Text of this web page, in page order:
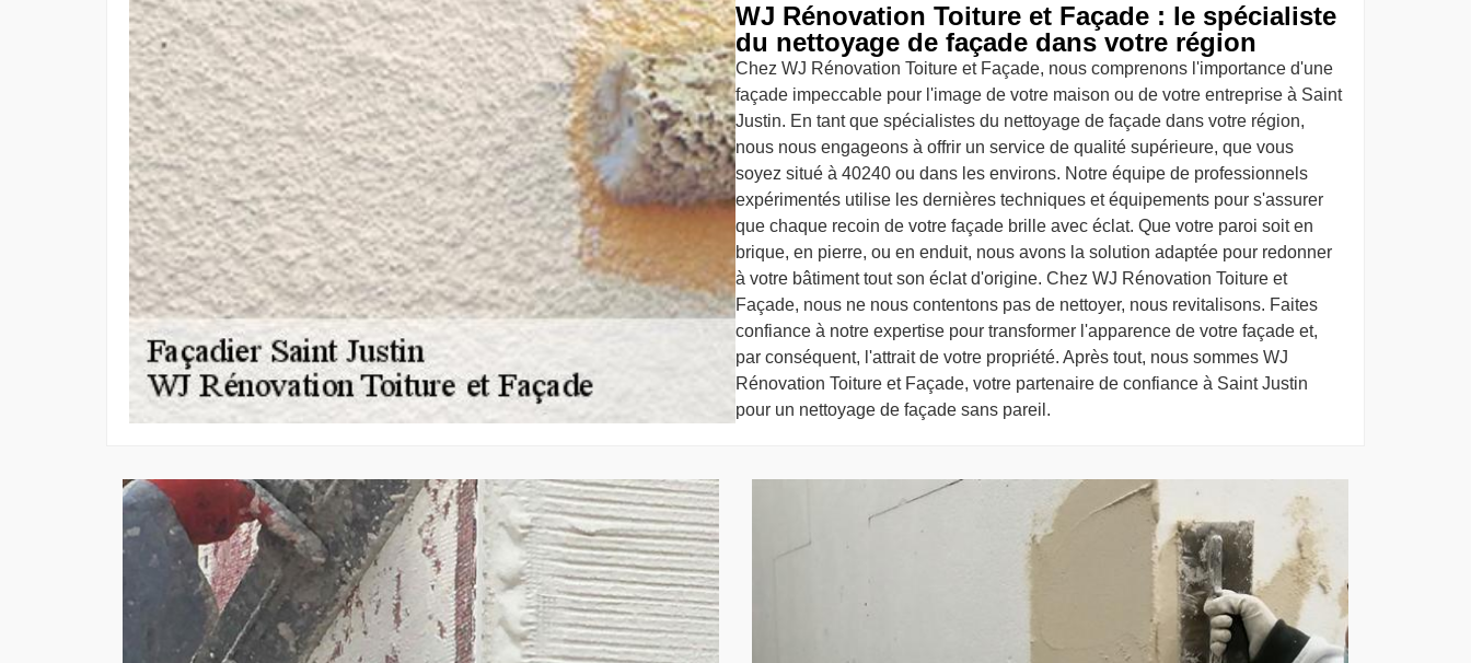
WJ Rénovation Toiture et Façade : le spécialiste
du nettoyage de façade dans votre région
Chez WJ Rénovation Toiture et Façade, nous comprenons l'importance d'une
façade impeccable pour l'image de votre maison ou de votre entreprise à Saint
Justin. En tant que spécialistes du nettoyage de façade dans votre région,
nous nous engageons à offrir un service de qualité supérieure, que vous
soyez situé à 40240 ou dans les environs. Notre équipe de professionnels
expérimentés utilise les dernières techniques et équipements pour s'assurer
que chaque recoin de votre façade brille avec éclat. Que votre paroi soit en
brique, en pierre, ou en enduit, nous avons la solution adaptée pour redonner
à votre bâtiment tout son éclat d'origine. Chez WJ Rénovation Toiture et
Façade, nous ne nous contentons pas de nettoyer, nous revitalisons. Faites
confiance à notre expertise pour transformer l'apparence de votre façade et,
par conséquent, l'attrait de votre propriété. Après tout, nous sommes WJ
Rénovation Toiture et Façade, votre partenaire de confiance à Saint Justin
pour un nettoyage de façade sans pareil.